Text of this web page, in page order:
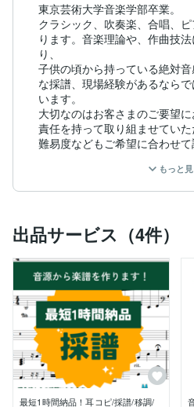
東京芸術大学音楽学部卒業。
クラシック、吹奏楽、合唱、
ります。音楽理論や、作曲技
り、
子供の頃から持っている絶対
な採譜、現場経験があるなら
います。
大切なのはお客さまのご要望に
責任を持って取り組ませていた
難易度などもご希望に合わせ
また依頼していただいた方の
ご相談だけでも構いません。
お気軽に見積もり相談からお
よろしくお願いいたします。
もっと
出品サービス（4件）
最短1時間納品！耳コピ/採譜/移調/